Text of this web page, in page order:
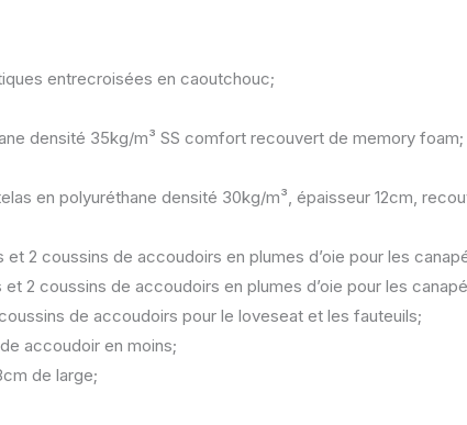
entrecroisées en caoutchouc;
densité 35kg/m³ SS comfort recouvert de memory foam;
en polyuréthane densité 30kg/m³, épaisseur 12cm,
2 coussins de accoudoirs en plumes d’oie pour les
2 coussins de accoudoirs en plumes d’oie pour les
de accoudoirs pour le loveseat et les fauteuils;
accoudoir en moins;
de large;